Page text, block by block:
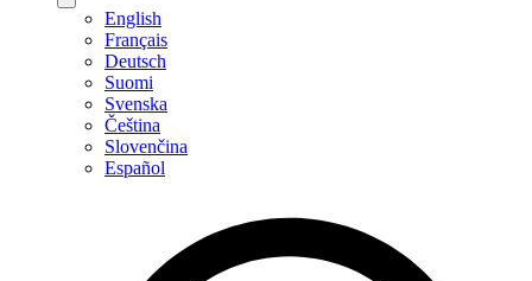
English
Français
Deutsch
Suomi
Svenska
Čeština
Slovenčina
Español